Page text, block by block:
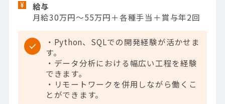
給与
月給30万円～55万円＋各種手当＋賞与年2回
・Python、SQLでの開発経験が活かせま
す。
・データ分析における幅広い工程を経験
できます。
・リモートワークを併用しながら働くこ
とができます。